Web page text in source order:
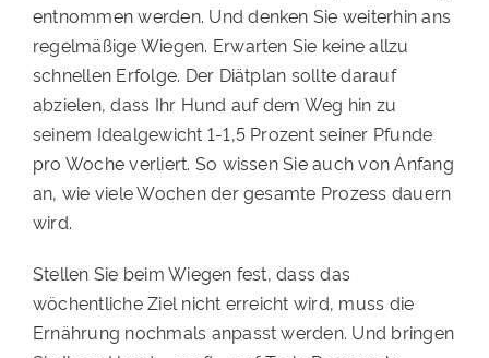
entnommen werden. Und denken Sie weiterhin ans
regelmäßige Wiegen. Erwarten Sie keine allzu
schnellen Erfolge. Der Diätplan sollte darauf
abzielen, dass Ihr Hund auf dem Weg hin zu
seinem Idealgewicht 1-1,5 Prozent seiner Pfunde
pro Woche verliert. So wissen Sie auch von Anfang
an, wie viele Wochen der gesamte Prozess dauern
wird.
Stellen Sie beim Wiegen fest, dass das
wöchentliche Ziel nicht erreicht wird, muss die
Ernährung nochmals anpasst werden. Und bringen